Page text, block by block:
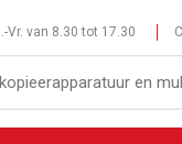
Vr. van 8.30 tot 17.30